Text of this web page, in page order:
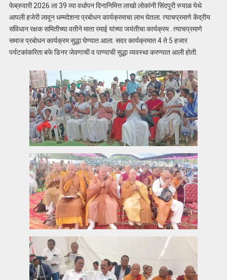
फेब्रुवारी 2026 ला 39 व्या वर्धापन दिनानिमित्त लाखो लोकांनी सिंदपुरी रुयाळ येथे
आपली हजेरी लावून धम्मदेशना प्रबोधन कार्यक्रमाचा लाभ घेतला. त्याचप्रमाणे केंद्रीय
संविधान रक्षक समितीच्या वतीने माता रमाई यांच्या जयंतीचा कार्यक्रम . त्याचप्रमाणे
समाज प्रबोधन कार्यक्रम सुद्धा घेण्यात आला. सदर कार्यक्रमात 4 ते 5 हजार
पर्यटकांकरिता बफे डिनर जेवणाची व पाण्याची सुद्धा व्यवस्था करण्यात आली होती.